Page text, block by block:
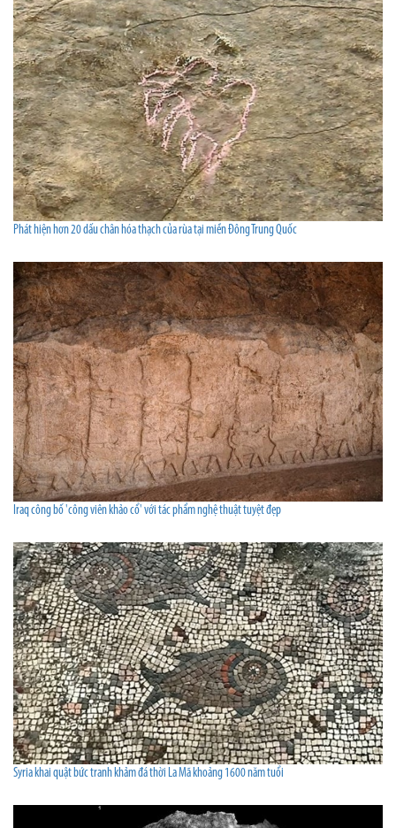
Phát hiện hơn 20 dấu chân hóa thạch của rùa tại miền Đông Trung Quốc
Iraq công bố 'công viên khảo cổ' với tác phẩm nghệ thuật tuyệt đẹp
Syria khai quật bức tranh khảm đá thời La Mã khoảng 1600 năm tuổi